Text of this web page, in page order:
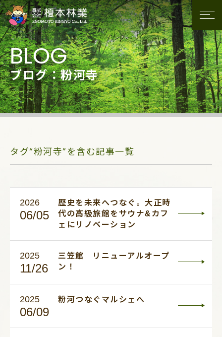
ブログ：粉河寺
タグ“粉河寺”を含む記事一覧
2026
06/05
歴史を未来へつなぐ。大正時
代の高級旅館をサウナ&カフ
ェにリノベーション
2025
11/26
三笠館 リニューアルオープ
ン！
2025
06/09
粉河つなぐマルシェへ